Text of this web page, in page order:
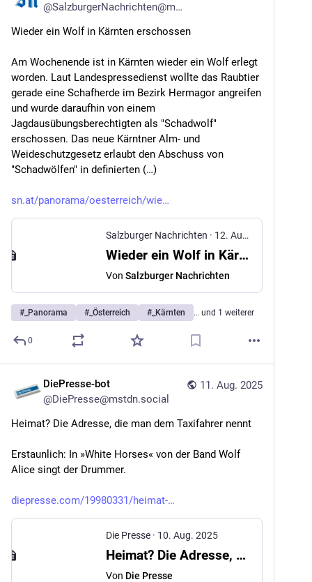
@SalzburgerNachrichten@mstdn.social
Wieder ein Wolf in Kärnten erschossen
Am Wochenende ist in Kärnten wieder ein Wolf erlegt
worden. Laut Landespressedienst wollte das Raubtier
gerade eine Schafherde im Bezirk Hermagor angreifen
und wurde daraufhin von einem
Jagdausübungsberechtigten als "Schadwolf"
erschossen. Das neue Kärntner Alm- und
Weideschutzgesetz erlaubt den Abschuss von
"Schadwölfen" in definierten (…)
sn.at/panorama/oesterreich/wie
Salzburger Nachrichten · 12. Aug. 2025
Wieder ein Wolf in Kärnten erschossen
Von Salzburger Nachrichten
# _Panorama # _Österreich # _Kärnten … und 1 weiterer
0
11. Aug. 2025
DiePresse-bot
@DiePresse@mstdn.social
Heimat? Die Adresse, die man dem Taxifahrer nennt
Erstaunlich: In »White Horses« von der Band Wolf
Alice singt der Drummer.
diepresse.com/19980331/heimat-
Die Presse · 10. Aug. 2025
Heimat? Die Adresse, die man dem Taxifahrer nennt
Von Die Presse